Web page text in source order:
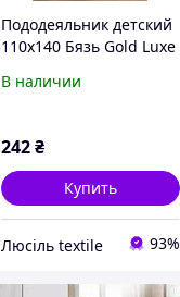
Пододеяльник детский
110х140 Бязь Gold Luxe
молоком
В наличии
242 ₴
Купить
Люсіль textile 93%